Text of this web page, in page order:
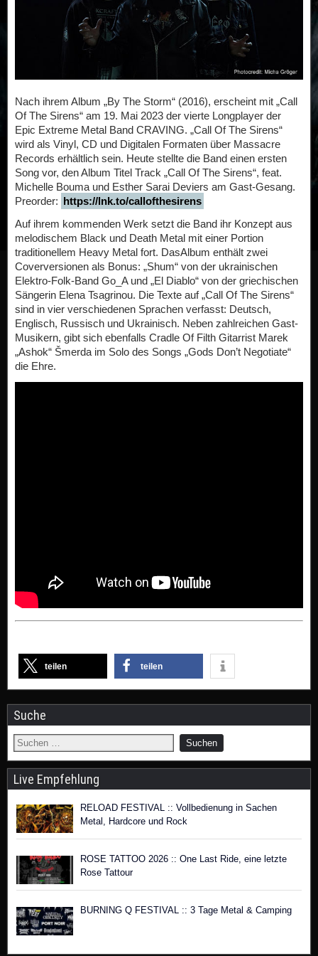
Nach ihrem Album „By The Storm“ (2016), erscheint mit „Call
Of The Sirens“ am 19. Mai 2023 der vierte Longplayer der
Epic Extreme Metal Band CRAVING. „Call Of The Sirens“
wird als Vinyl, CD und Digitalen Formaten über Massacre
Records erhältlich sein. Heute stellte die Band einen ersten
Song vor, den Album Titel Track „Call Of The Sirens“, feat.
Michelle Bouma und Esther Sarai Deviers am Gast-Gesang.
Preorder: https://lnk.to/callofthesirens
Auf ihrem kommenden Werk setzt die Band ihr Konzept aus
melodischem Black und Death Metal mit einer Portion
traditionellem Heavy Metal fort. DasAlbum enthält zwei
Coverversionen als Bonus: „Shum“ von der ukrainischen
Elektro-Folk-Band Go_A und „El Diablo“ von der griechischen
Sängerin Elena Tsagrinou. Die Texte auf „Call Of The Sirens“
sind in vier verschiedenen Sprachen verfasst: Deutsch,
Englisch, Russisch und Ukrainisch. Neben zahlreichen Gast-
Musikern, gibt sich ebenfalls Cradle Of Filth Gitarrist Marek
„Ashok“ Šmerda im Solo des Songs „Gods Don’t Negotiate“
die Ehre.
teilen teilen
Suche
Live Empfehlung
RELOAD FESTIVAL :: Vollbedienung in Sachen
Metal, Hardcore und Rock
ROSE TATTOO 2026 :: One Last Ride, eine letzte
Rose Tattour
BURNING Q FESTIVAL :: 3 Tage Metal & Camping